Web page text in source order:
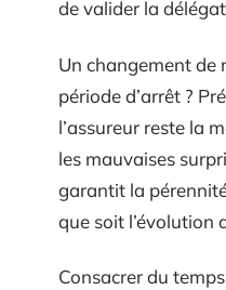
de valider la
Un changement de
période d’arrêt ?
l’assureur reste la
les mauvaises
garantit la
que soit l’évolution
Consacrer du